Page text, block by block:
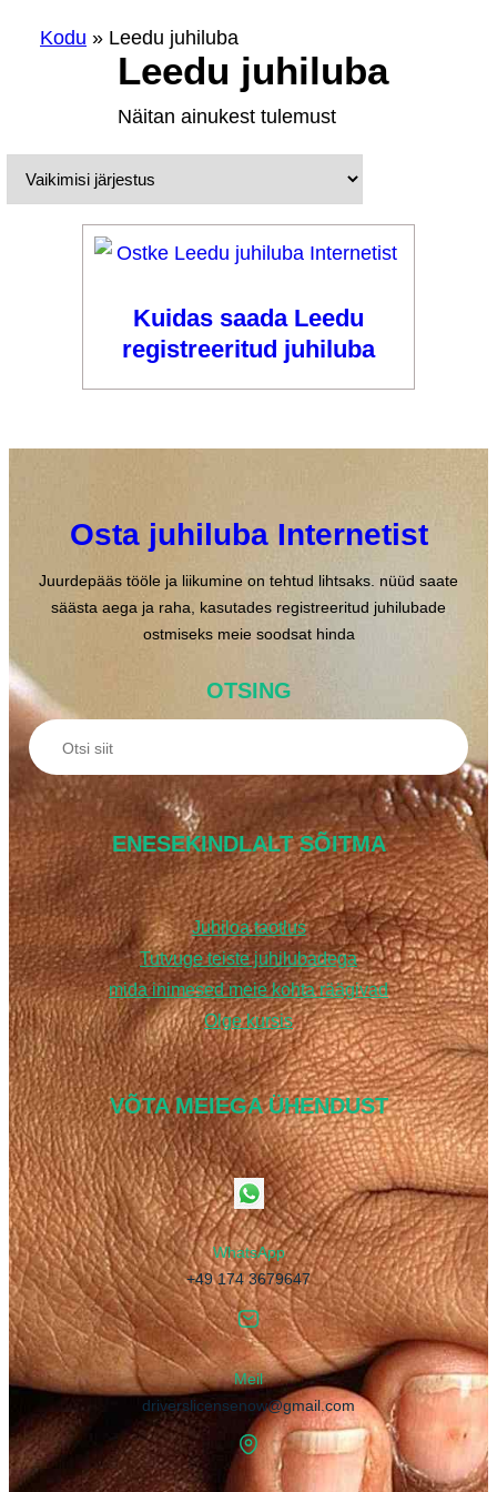
Kodu » Leedu juhiluba
Leedu juhiluba
Näitan ainukest tulemust
Kuidas saada Leedu
registreeritud juhiluba
Osta juhiluba Internetist
Juurdepääs tööle ja liikumine on tehtud lihtsaks. nüüd saate
säästa aega ja raha, kasutades registreeritud juhilubade
ostmiseks meie soodsat hinda
OTSING
O
t
s
i
n
g
ENESEKINDLALT SÕITMA
Juhiloa taotlus
Tutvuge teiste juhilubadega
mida inimesed meie kohta räägivad
Olge kursis
VÕTA MEIEGA ÜHENDUST
WhatsApp
+49 174 3679647
Meil
driverslicensenow@gmail.com